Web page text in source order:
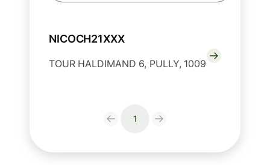
NICOCH21XXX
TOUR HALDIMAND 6, PULLY, 1009
1